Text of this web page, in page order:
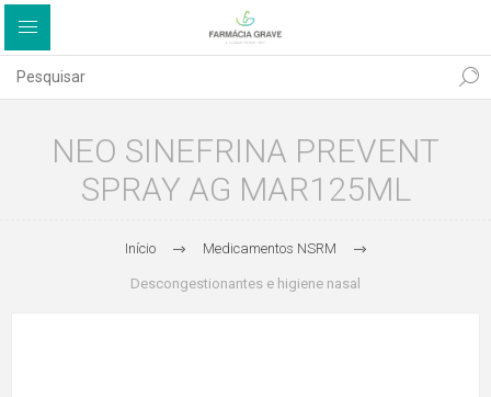
NEO SINEFRINA PREVENT
SPRAY AG MAR125ML
Início Medicamentos NSRM
Descongestionantes e higiene nasal